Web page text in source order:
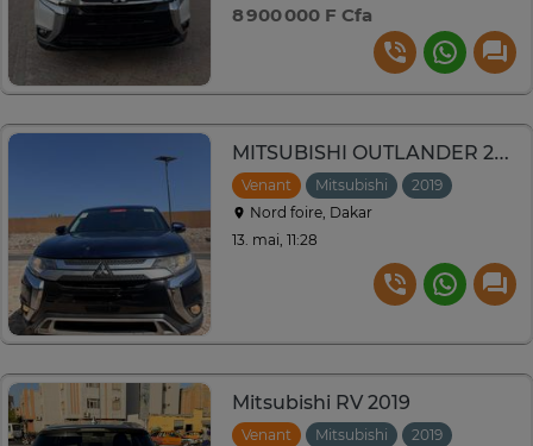
8 900 000 F Cfa
MITSUBISHI OUTLANDER 2019, 7 places
Venant Mitsubishi 2019
Nord foire, Dakar
13. mai, 11:28
Mitsubishi RV 2019
Venant Mitsubishi 2019